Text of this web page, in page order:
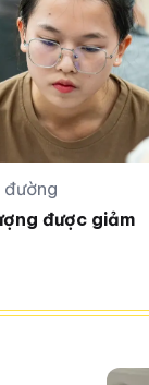
được giảm